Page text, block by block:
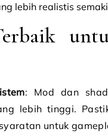
lebih realistis
: Mod dan
lebih tinggi.
untuk